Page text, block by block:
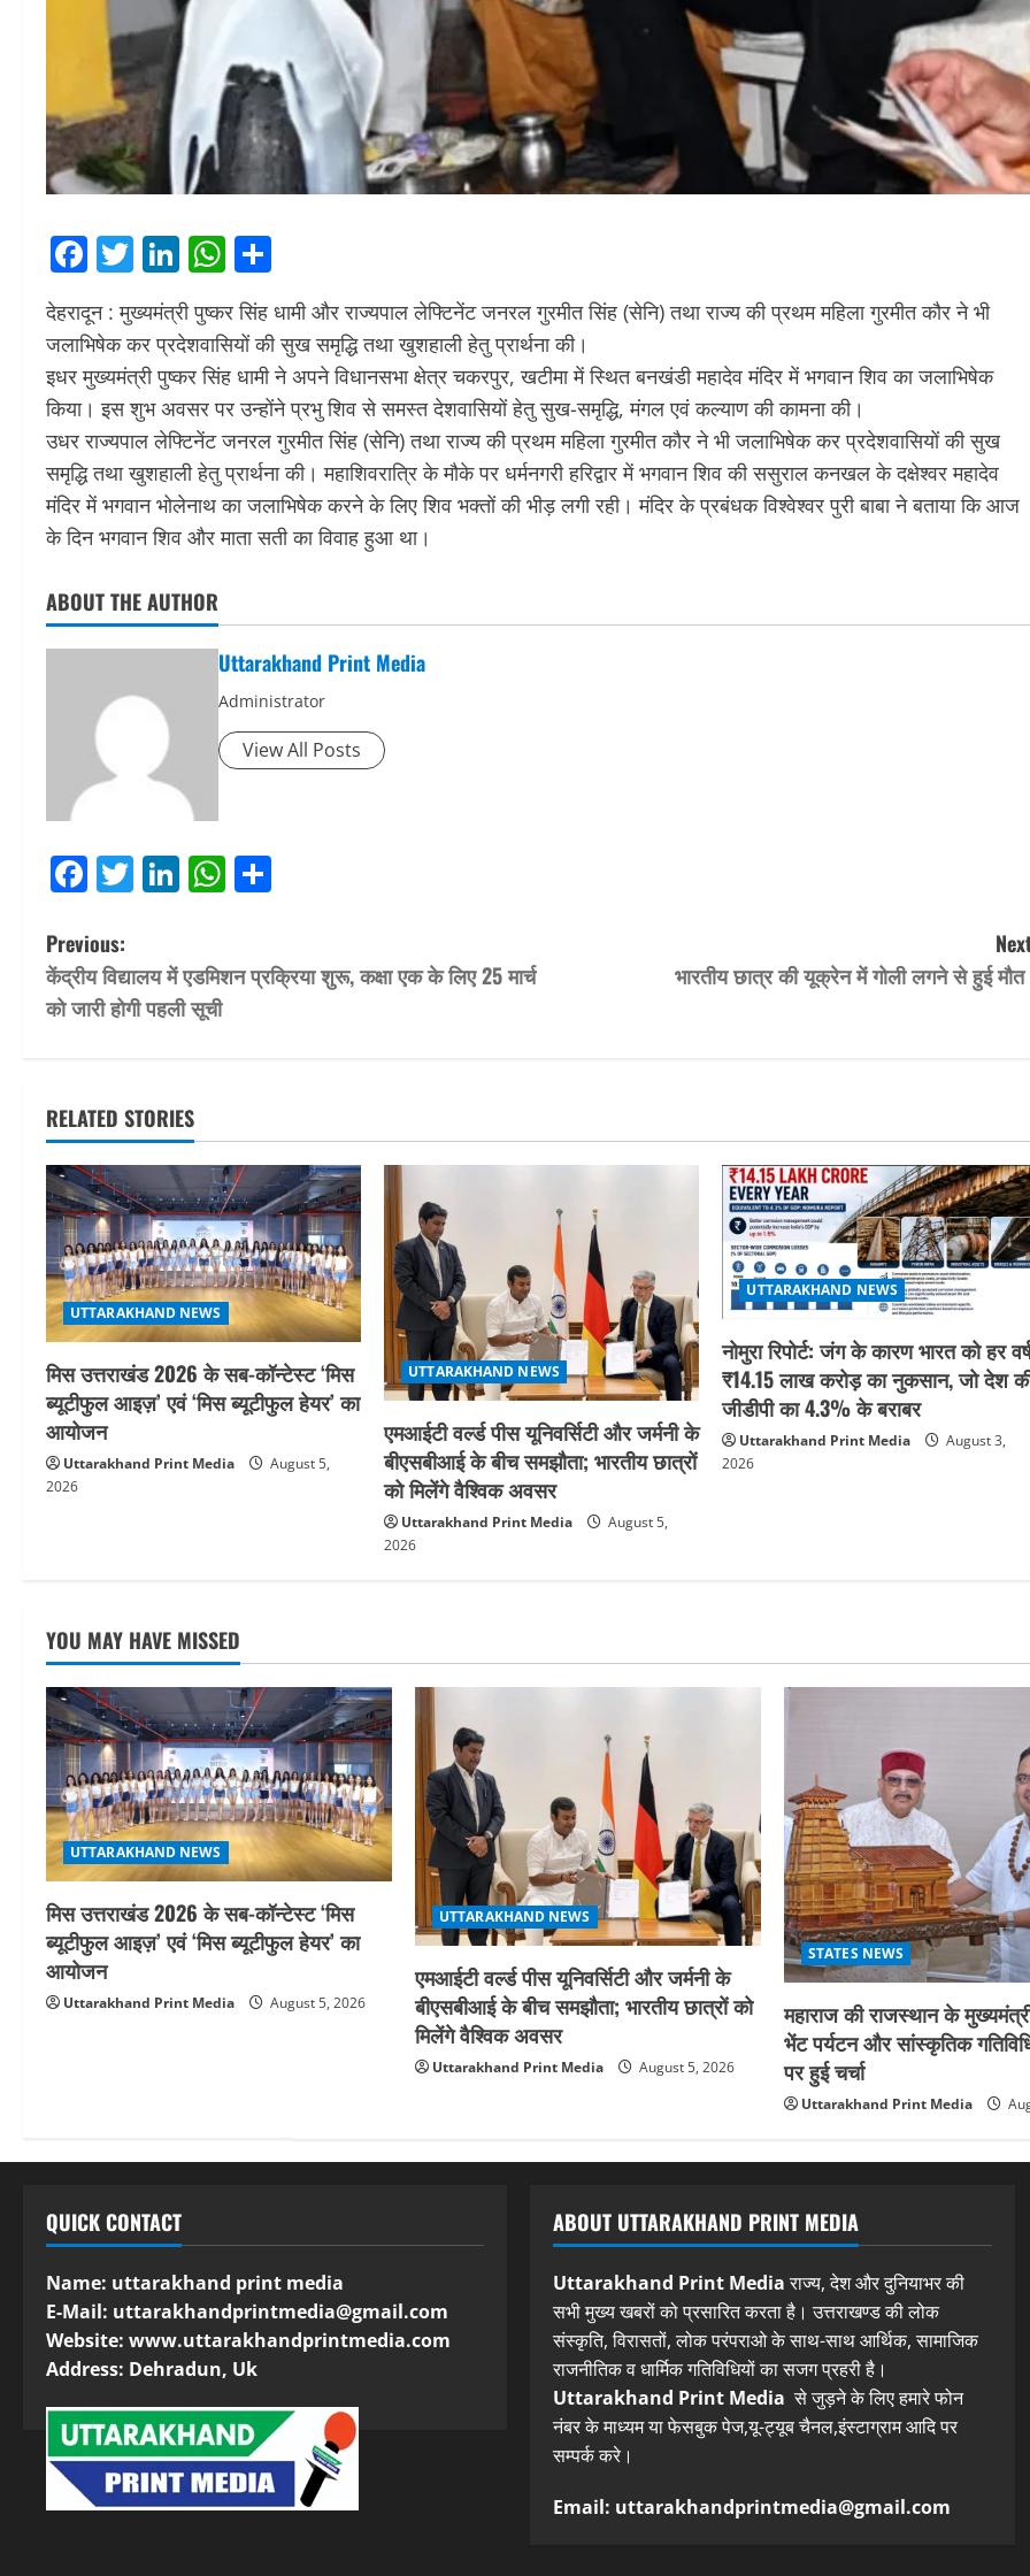
Facebook
Twitter
LinkedIn
WhatsApp
देहरादून : मुख्‍यमंत्री पुष्‍कर सिंह धामी और राज्यपाल लेफ्टिनेंट जनरल गुरमीत सिंह (सेनि) तथा राज्य की प्रथम महिला गुरमीत कौर ने भी
जलाभिषेक कर प्रदेशवासियों की सुख समृद्धि तथा खुशहाली हेतु प्रार्थना की।
इधर मुख्‍यमंत्री पुष्‍कर सिंह धामी ने अपने विधानसभा क्षेत्र चकरपुर, खटीमा में स्थित बनखंडी महादेव मंदिर में भगवान शिव का जलाभिषेक
किया। इस शुभ अवसर पर उन्‍होंने प्रभु शिव से समस्त देशवासियों हेतु सुख-समृद्धि, मंगल एवं कल्याण की कामना की।
उधर राज्यपाल लेफ्टिनेंट जनरल गुरमीत सिंह (सेनि) तथा राज्य की प्रथम महिला गुरमीत कौर ने भी जलाभिषेक कर प्रदेशवासियों की सुख
समृद्धि तथा खुशहाली हेतु प्रार्थना की। महाशिवरात्रि के मौके पर धर्मनगरी हरिद्वार में भगवान शिव की ससुराल कनखल के दक्षेश्वर महादेव
मंदिर में भगवान भोलेनाथ का जलाभिषेक करने के लिए शिव भक्तों की भीड़ लगी रही। मंदिर के प्रबंधक विश्वेश्वर पुरी बाबा ने बताया कि आज
के दिन भगवान शिव और माता सती का विवाह हुआ था।
ABOUT THE AUTHOR
Uttarakhand Print Media
Administrator
View All Posts
Facebook
Twitter
LinkedIn
WhatsApp
P
o
n
a
v
i
g
a
t
i
Previous:
केंद्रीय विद्यालय में एडमिशन प्रक्रिया शुरू, कक्षा एक के लिए 25 मार्च
को जारी होगी पहली सूची
भारतीय छात्र की यूक्रेन में गोली लगने से हुई
RELATED STORIES
UTTARAKHAND NEWS
मिस उत्तराखंड 2026 के सब-कॉन्टेस्ट ‘मिस
ब्यूटीफुल आइज़’ एवं ‘मिस ब्यूटीफुल हेयर’ का
आयोजन
Uttarakhand Print Media
August 5,
2026
UTTARAKHAND NEWS
एमआईटी वर्ल्ड पीस यूनिवर्सिटी और जर्मनी के
बीएसबीआई के बीच समझौता; भारतीय छात्रों
को मिलेंगे वैश्विक अवसर
Uttarakhand Print Media
August 5,
2026
UTTARAKHAND NEWS
नोमुरा रिपोर्ट: जंग के कारण भारत को हर
₹14.15 लाख करोड़ का नुकसान, जो देश
जीडीपी का 4.3% के बराबर
Uttarakhand Print Media
August 3,
2026
YOU MAY HAVE MISSED
UTTARAKHAND NEWS
मिस उत्तराखंड 2026 के सब-कॉन्टेस्ट ‘मिस
ब्यूटीफुल आइज़’ एवं ‘मिस ब्यूटीफुल हेयर’ का
आयोजन
Uttarakhand Print Media August 5, 2026
UTTARAKHAND NEWS
एमआईटी वर्ल्ड पीस यूनिवर्सिटी और जर्मनी के
बीएसबीआई के बीच समझौता; भारतीय छात्रों को
मिलेंगे वैश्विक अवसर
Uttarakhand Print Media August 5, 2026
STATES NEWS
महाराज की राजस्थान के
भेंट पर्यटन और सांस्कृतिक
पर हुई चर्चा
Uttarakhand Print Media
QUICK CONTACT
Name: uttarakhand print media
E-Mail: uttarakhandprintmedia@gmail.com
Website: www.uttarakhandprintmedia.com
Address: Dehradun, Uk
ABOUT UTTARAKHAND PRINT MEDIA
Uttarakhand Print Mediaराज्य, देश और दुनियाभर की
सभी मुख्य खबरों को प्रसारित करता है। उत्तराखण्ड की लोक
संस्कृति, विरासतों, लोक परंपराओ के साथ-साथ आर्थिक, सामाजिक
राजनीतिक व धार्मिक गतिविधियों का सजग प्रहरी है।
Uttarakhand Print Media से जुड़ने के लिए हमारे फोन
नंबर के माध्यम या फेसबुक पेज,यू-ट्यूब चैनल,इंस्टाग्राम आदि पर
सम्पर्क करे।
Email: uttarakhandprintmedia@gmail.com